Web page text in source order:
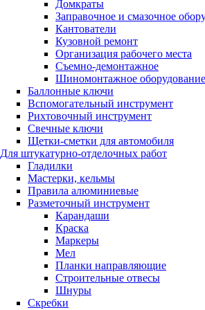
Домкраты
Заправочное и смазочное
Кантователи
Кузовной ремонт
Организация рабочего места
Съемно-демонтажное
Шиномонтажное оборудование
Баллонные ключи
Вспомогательный инструмент
Рихтовочный инструмент
Свечные ключи
Щетки-сметки для автомобиля
Для штукатурно-отделочных работ
Гладилки
Мастерки, кельмы
Правила алюминиевые
Разметочный инструмент
Карандаши
Краска
Маркеры
Мел
Планки направляющие
Строительные отвесы
Шнуры
Скребки